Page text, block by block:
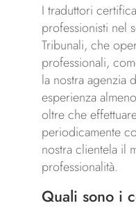
I traduttori
professionisti nel
Tribunali, che
professionali,
la nostra agenzia
esperienza
oltre che
periodicamente
nostra clientela il
professionalità.
Quali sono i